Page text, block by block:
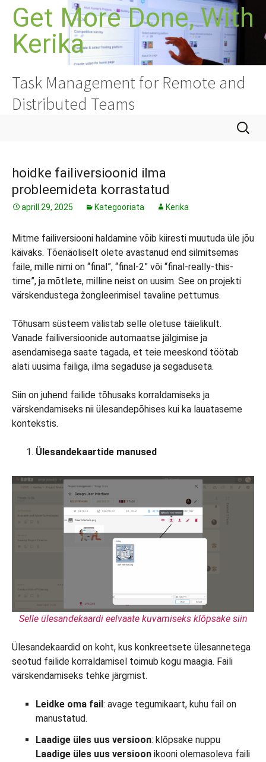
Liigu
sisu
juurde
Get More Done, With
Kerika
Task Management for Remote and
Distributed Teams
Otsi:
hoidke failiversioonid ilma
probleemideta korrastatud
aprill 29, 2025 Kategooriata Kerika
Mitme failiversiooni haldamine võib kiiresti muutuda üle jõu
käivaks. Tõenäoliselt olete avastanud end silmitsemas
faile, mille nimi on “final”, “final-2” või “final-really-this-
time”, ja mõtlete, milline neist on uusim. See on projekti
värskendustega žongleerimisel tavaline pettumus.
Tõhusam süsteem välistab selle oletuse täielikult.
Vanade failiversioonide automaatse jälgimise ja
asendamisega saate tagada, et teie meeskond töötab
alati uusima failiga, ilma segaduse ja segaduseta.
Siin on juhend failide tõhusaks korraldamiseks ja
värskendamiseks nii ülesandepõhises kui ka lauataseme
kontekstis.
Ülesandekaartide manused
Selle ülesandekaardi eelvaate kuvamiseks klõpsake siin
Ülesandekaardid on koht, kus konkreetsete ülesannetega
seotud failide korraldamisel toimub kogu maagia. Faili
värskendamiseks tehke järgmist.
Leidke oma fail : avage tegumikaart, kuhu fail on
manustatud.
Laadige üles uus versioon: klõpsake nuppu
Laadige üles uus versioon ikooni olemasoleva faili